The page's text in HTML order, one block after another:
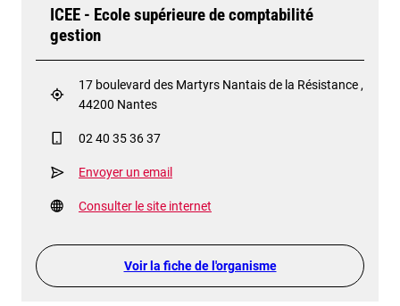
ICEE - Ecole supérieure de comptabilité
gestion
17 boulevard des Martyrs Nantais de la Résistance ,
44200 Nantes
02 40 35 36 37
Envoyer un email
Consulter le site internet
Voir la fiche de l'organisme